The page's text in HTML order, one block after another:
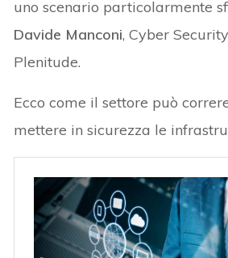
uno scenario particolarmente
Davide Manconi, Cyber
Plenitude.
Ecco come il settore può
mettere in sicurezza le